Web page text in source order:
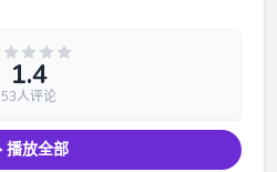
1.4
53人评论
播放全部